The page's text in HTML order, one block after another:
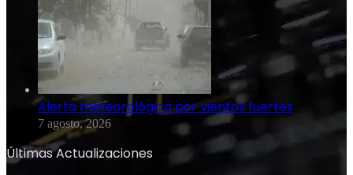
Alerta meteorológica por vientos fuertes
7 agosto, 2026
Últimas Actualizaciones